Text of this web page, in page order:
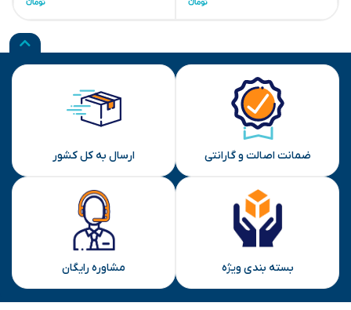
ضمانت اصالت و گارانتی ارسال به کل کشور
بسته بندی ویژه مشاوره رایگان